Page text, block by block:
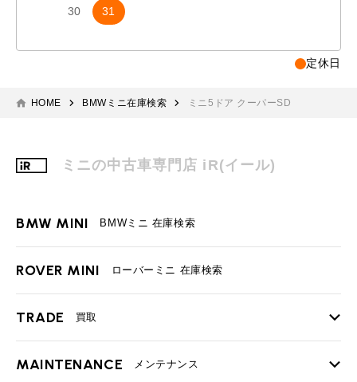
30 31
定休日
HOME BMWミニ在庫検索 ミニ5ドア クーパーSD
ミニの中古車専門店 iR(イール)
BMW MINI BMWミニ 在庫検索
ROVER MINI ローバーミニ 在庫検索
TRADE 買取
TOP
MAINTENANCE メンテナンス